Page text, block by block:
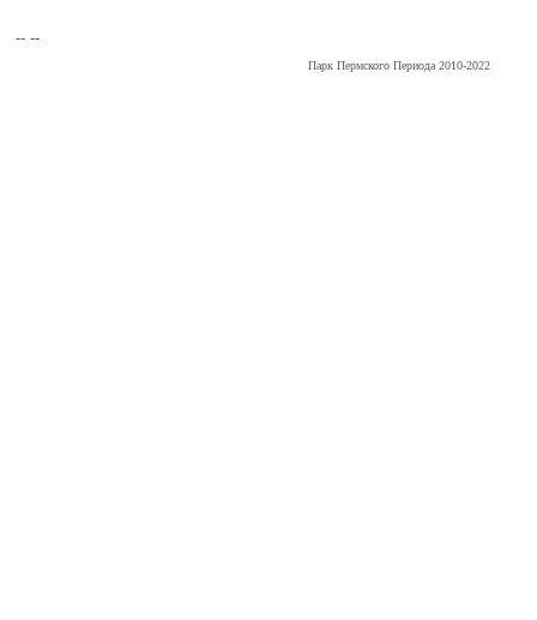
-- --
Парк Пермского Периода 2010-2022